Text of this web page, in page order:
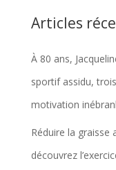
Articles
À 80 ans,
sportif assidu,
motivation
Réduire la graisse
découvrez